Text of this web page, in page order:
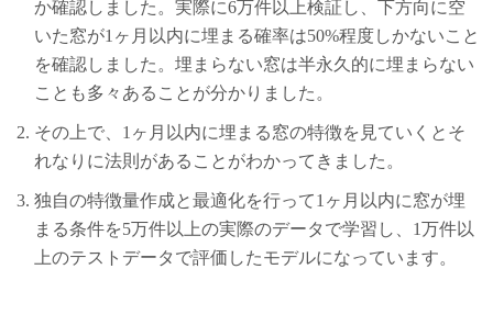
か確認しました。実際に6万件以上検証し、下方向に空
いた窓が1ヶ月以内に埋まる確率は50%程度しかないこと
を確認しました。埋まらない窓は半永久的に埋まらない
ことも多々あることが分かりました。
その上で、1ヶ月以内に埋まる窓の特徴を見ていくとそ
れなりに法則があることがわかってきました。
独自の特徴量作成と最適化を行って1ヶ月以内に窓が埋
まる条件を5万件以上の実際のデータで学習し、1万件以
上のテストデータで評価したモデルになっています。